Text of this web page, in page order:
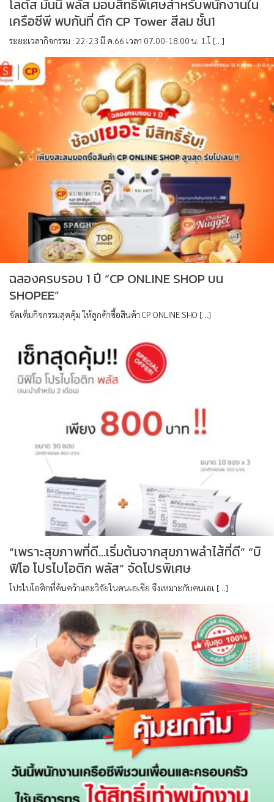
โลตัส มันนี่ พลัส มอบสิทธิพิเศษสำหรับพนักงานใน
เครือซีพี พบกันที่ ตึก CP Tower สีลม ชั้น1
ระยะเวลากิจกรรม : 22-23 มี.ค.66 เวลา 07.00-18.00 น. 1.โ […]
ฉลองครบรอบ 1 ปี “CP ONLINE SHOP บน
SHOPEE”
จัดเต็มกิจกรรมสุดคุ้ม ให้ลูกค้าซื้อสินค้า CP ONLINE SHO […]
“เพราะสุขภาพที่ดี…เริ่มต้นจากสุขภาพลำไส้ที่ดี” “บิ
ฟิโอ โปรไบโอติก พลัส” จัดโปรพิเศษ
โปรไบโอติกที่ค้นคว้าและวิจัยในคนเอเชีย จึงเหมาะกับคนเอเ […]